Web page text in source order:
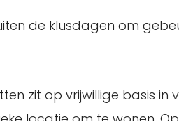
de klusdagen om
zit op vrijwillige basis